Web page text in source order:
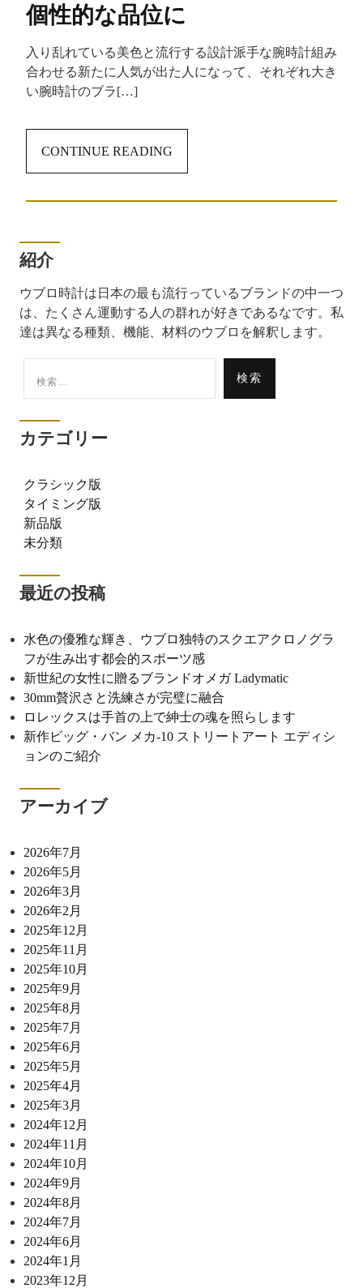
個性的な品位に
入り乱れている美色と流行する設計派手な腕時計組み
合わせる新たに人気が出た人になって、それぞれ大き
い腕時計のブラ[…]
CONTINUE READING
紹介
ウブロ時計は日本の最も流行っているブランドの中一つ
は、たくさん運動する人の群れが好きであるなです。私
達は異なる種類、機能、材料のウブロを解釈します。
索:
カテゴリー
クラシック版
タイミング版
新品版
未分類
最近の投稿
水色の優雅な輝き、ウブロ独特のスクエアクロノグラ
フが生み出す都会的スポーツ感
新世紀の女性に贈るブランドオメガ Ladymatic
30mm贅沢さと洗練さが完璧に融合
ロレックスは手首の上で紳士の魂を照らします
新作ビッグ・バン メカ-10 ストリートアート エディシ
ョンのご紹介
アーカイブ
2026年7月
2026年5月
2026年3月
2026年2月
2025年12月
2025年11月
2025年10月
2025年9月
2025年8月
2025年7月
2025年6月
2025年5月
2025年4月
2025年3月
2024年12月
2024年11月
2024年10月
2024年9月
2024年8月
2024年7月
2024年6月
2024年1月
2023年12月